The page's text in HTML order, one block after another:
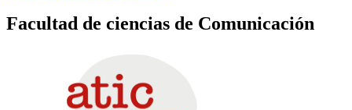
Facultad de ciencias de Comunicación